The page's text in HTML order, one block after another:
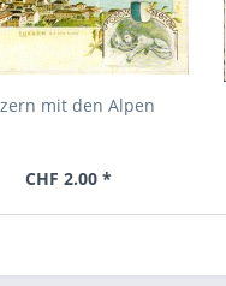
mit den Alpen
CHF 2.00 *